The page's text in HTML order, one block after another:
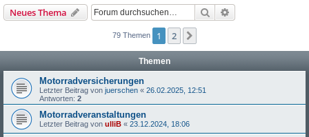
Neues Thema Suche
79 Themen 1 2
Themen
Motorradversicherungen
Letzter Beitrag von juerschen « 26.02.2025, 12:51
Antworten: 2
Motorradveranstaltungen
Letzter Beitrag von ulliB « 23.12.2024, 18:06